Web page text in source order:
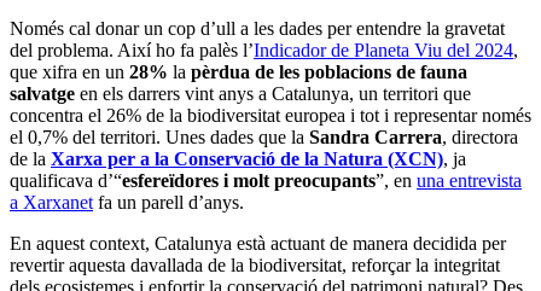
Només cal donar un cop d’ull a les dades per entendre la gravetat
del problema. Així ho fa palès l’Indicador de Planeta Viu del 2024,
que xifra en un 28% la pèrdua de les poblacions de fauna
salvatge en els darrers vint anys a Catalunya, un territori que
concentra el 26% de la biodiversitat europea i tot i representar només
el 0,7% del territori. Unes dades que la Sandra Carrera, directora
de la Xarxa per a la Conservació de la Natura (XCN), ja
qualificava d’“esfereïdores i molt preocupants”, en una entrevista
a Xarxanetfa un parell d’anys.
En aquest context, Catalunya està actuant de manera decidida per
revertir aquesta davallada de la biodiversitat, reforçar la integritat